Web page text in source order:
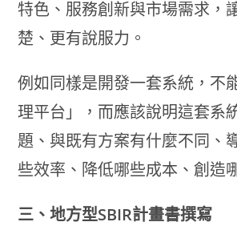
特色、服務創新與市場需求，
楚、更有說服力。
例如同樣是開發一套系統，不
理平台」，而應該說明這套系
題、與既有方案有什麼不同、
些效率、降低哪些成本、創造
三、地方型SBIR計畫書撰寫